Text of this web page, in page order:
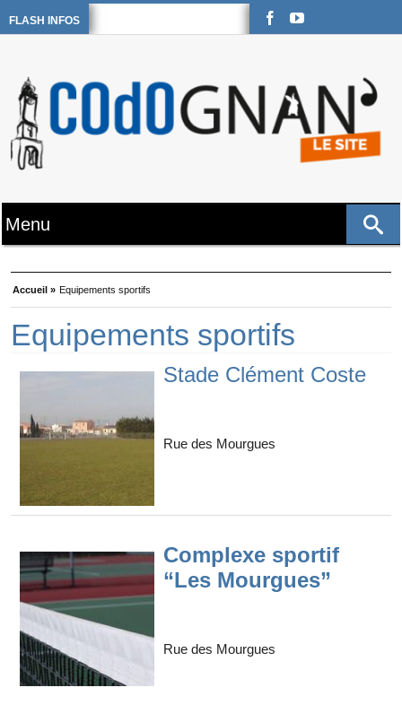
FLASH INFOS
Accueil » Equipements sportifs
Equipements sportifs
Stade Clément Coste
Rue des Mourgues
Complexe sportif
“Les Mourgues”
Rue des Mourgues